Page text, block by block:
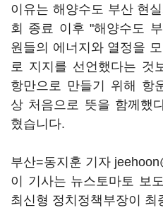
이유는 해양수도 부산 현
회 종료 이후 "해양수도
원들의 에너지와 열정을
로 지지를 선언했다는 것
항만으로 만들기 위해 항
상 처음으로 뜻을 함께했
혔습니다.
부산=동지훈 기자
이 기사는 뉴스토마토 보
최신형 정치정책부장이 최